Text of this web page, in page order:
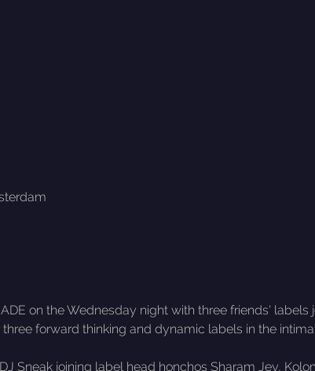
on the Wednesday night with three friends'
forward thinking and dynamic labels in the
Sneak joining label head honchos Sharam Jey,